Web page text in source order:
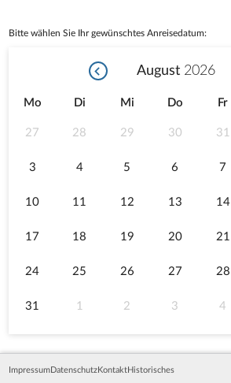
Bitte wählen Sie Ihr gewünschtes Anreisedatum:
August 2026
Mo Di Mi Do Fr
27 28 29 30 31
3 4 5 6 7
10 11 12 13 14
17 18 19 20 21
24 25 26 27 28
31 1 2 3 4
Impressum Datenschutz Kontakt Historisches